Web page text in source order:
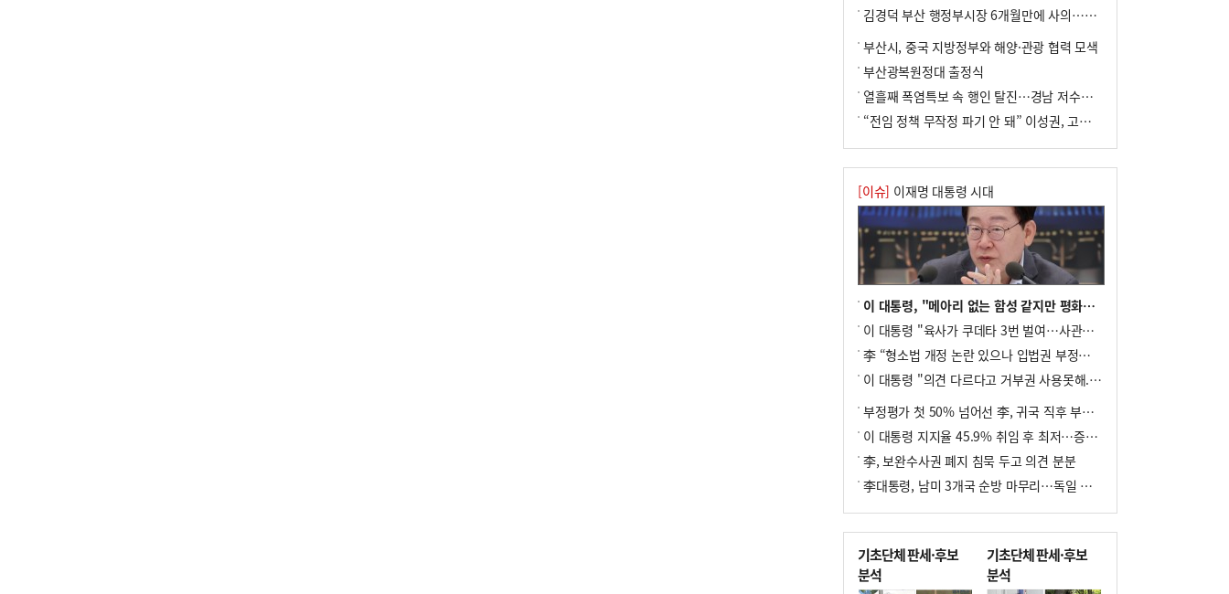
김경덕 부산 행정부시장 6개월만에 사의…후임 인선 촉각
부산시, 중국 지방정부와 해양·관광 협력 모색
부산광복원정대 출정식
열흘째 폭염특보 속 행인 탈진…경남 저수율 평년의 절반
“전임 정책 무작정 파기 안 돼” 이성권, 고강도 ‘전재수 견제’ 예고
[이슈] 이재명 대통령 시대
이 대통령, "메아리 없는 함성 같지만 평화공존책 계속해야"
이 대통령 "육사가 쿠데타 3번 벌여…사관학교 통합 신속히 추진"
李 “형소법 개정 논란 있으나 입법권 부정할 만큼은 아냐”(종합)
이 대통령 "의견 다르다고 거부권 사용못해.. 입법권 부정할 상황이라 보기 어려워"
부정평가 첫 50% 넘어선 李, 귀국 직후 부동산·증시 점검(종합)
이 대통령 지지율 45.9% 취임 후 최저…증시 폭락·연임 개헌 논란 영향
李, 보완수사권 폐지 침묵 두고 의견 분분
李대통령, 남미 3개국 순방 마무리…독일 프랑크푸르트 향해 출발
기초단체 판세·후보
분석
기초단체 판세·후보
분석